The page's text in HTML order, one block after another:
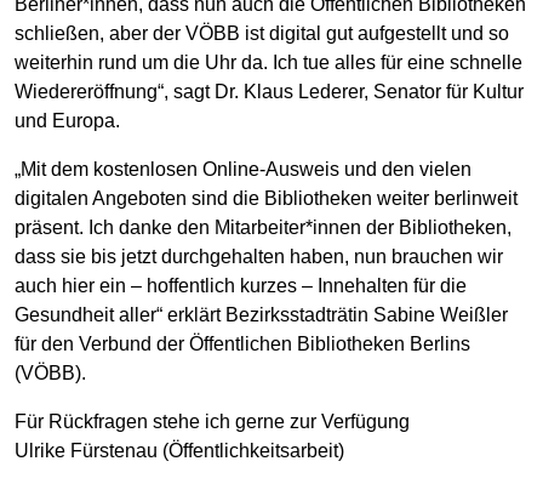
schließen, aber der VÖBB ist digital gut aufgestellt und so
weiterhin rund um die Uhr da. Ich tue alles für eine schnelle
Wiedereröffnung“, sagt Dr. Klaus Lederer, Senator für Kultur
und Europa.
„Mit dem kostenlosen Online-Ausweis und den vielen
digitalen Angeboten sind die Bibliotheken weiter berlinweit
präsent. Ich danke den Mitarbeiter*innen der Bibliotheken,
dass sie bis jetzt durchgehalten haben, nun brauchen wir
auch hier ein – hoffentlich kurzes – Innehalten für die
Gesundheit aller“ erklärt Bezirksstadträtin Sabine Weißler
für den Verbund der Öffentlichen Bibliotheken Berlins
(VÖBB).
Für Rückfragen stehe ich gerne zur Verfügung
Ulrike Fürstenau (Öffentlichkeitsarbeit)